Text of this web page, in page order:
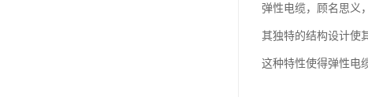
弹性电缆，顾名思义
其独特的结构设计使
这种特性使得弹性电